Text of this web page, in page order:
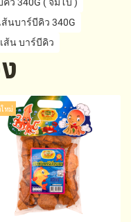
ส้นบาร์บีคิว 340G
ส้น บาร์บีคิว
หม่